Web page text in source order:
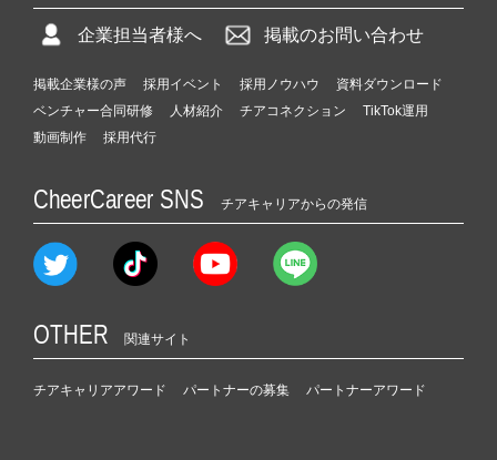
企業担当者様へ 掲載のお問い合わせ
掲載企業様の声 採用イベント 採用ノウハウ
資料ダウンロード
ベンチャー合同研修
人材紹介 チアコネクション
TikTok運用
動画制作
採用代行
CheerCareer SNS チアキャリアからの発信
OTHER 関連サイト
チアキャリアアワード パートナーの募集 パートナーアワード